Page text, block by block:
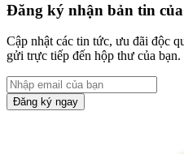
Đăng ký nhận bản tin
Cập nhật các tin tức, ưu đãi độc
gửi trực tiếp đến hộp thư của bạn.
Đăng ký ngay